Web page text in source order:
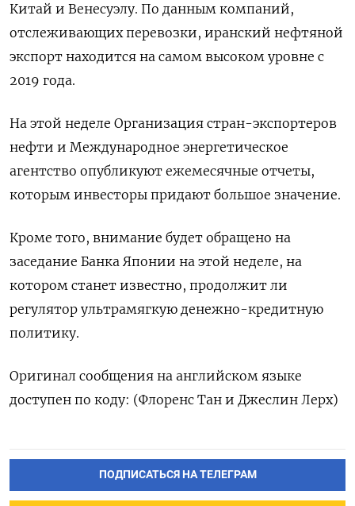
Китай и Венесуэлу. По данным компаний,
отслеживающих перевозки, иранский нефтяной
экспорт находится на самом высоком уровне с
2019 года.
На этой неделе Организация стран-экспортеров
нефти и Международное энергетическое
агентство опубликуют ежемесячные отчеты,
которым инвесторы придают большое значение.
Кроме того, внимание будет обращено на
заседание Банка Японии на этой неделе, на
котором станет известно, продолжит ли
регулятор ультрамягкую денежно-кредитную
политику.
Оригинал сообщения на английском языке
доступен по коду: (Флоренс Тан и Джеслин Лерх)
ПОДПИСАТЬСЯ НА ТЕЛЕГРАМ